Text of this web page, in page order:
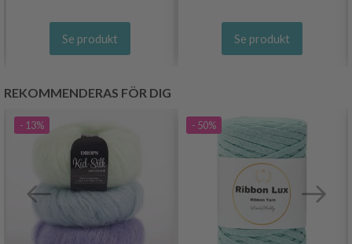
Se produkt Se produkt
REKOMMENDERAS FÖR DIG
- 13% - 50%